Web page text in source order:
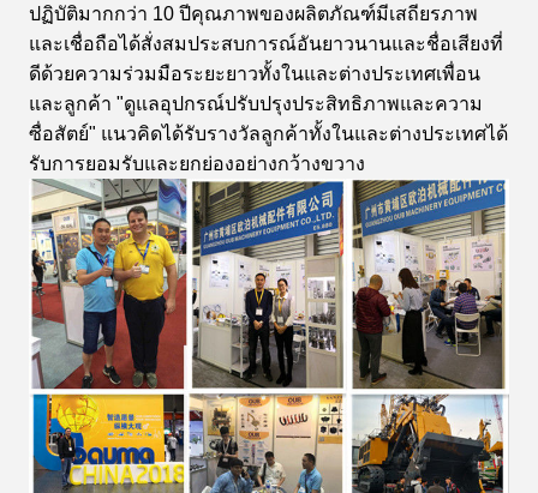
ปฏิบัติมากกว่า 10 ปีคุณภาพของผลิตภัณฑ์มีเสถียรภาพ
และเชื่อถือได้สั่งสมประสบการณ์อันยาวนานและชื่อเสียงที่
ดีด้วยความร่วมมือระยะยาวทั้งในและต่างประเทศเพื่อน
และลูกค้า "ดูแลอุปกรณ์ปรับปรุงประสิทธิภาพและความ
ซื่อสัตย์" แนวคิดได้รับรางวัลลูกค้าทั้งในและต่างประเทศได้
รับการยอมรับและยกย่องอย่างกว้างขวาง